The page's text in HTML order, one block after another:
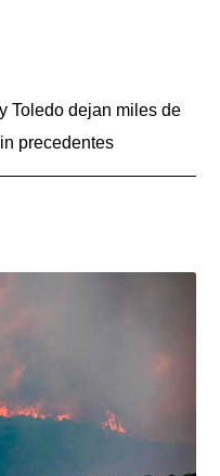
Toledo dejan miles de
precedentes